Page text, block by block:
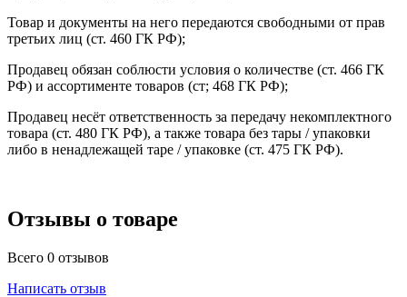
Товар и документы на него передаются свободными от прав
третьих лиц (ст. 460 ГК РФ);
Продавец обязан соблюсти условия о количестве (ст. 466 ГК
РФ) и ассортименте товаров (ст; 468 ГК РФ);
Продавец несёт ответственность за передачу некомплектного
товара (ст. 480 ГК РФ), а также товара без тары / упаковки
либо в ненадлежащей таре / упаковке (ст. 475 ГК РФ).
Отзывы о товаре
Всего 0 отзывов
Написать отзыв